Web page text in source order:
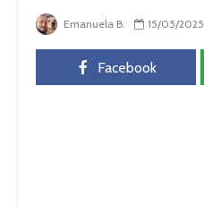
Emanuela B. 15/05/2025
Facebook